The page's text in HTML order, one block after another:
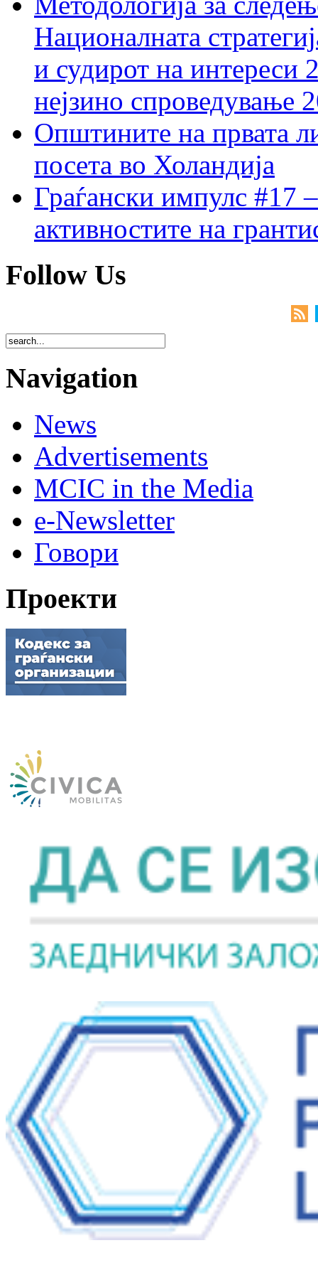
Националната
и судирот на интереси
нејзино спроведување
Општините на првата
посета во Холандија
Граѓански импулс #17
активностите на
Follow Us
Navigation
News
Advertisements
MCIC in the Media
e-Newsletter
Говори
Проекти